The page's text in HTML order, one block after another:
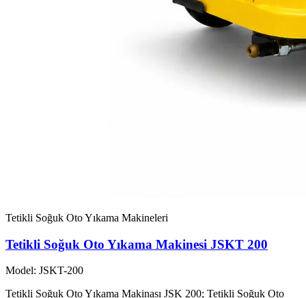
Tetikli Soğuk Oto Yıkama Makineleri
Tetikli Soğuk Oto Yıkama Makinesi JSKT 200
Model: JSKT-200
Tetikli Soğuk Oto Yıkama Makinası JSK 200; Tetikli Soğuk Oto